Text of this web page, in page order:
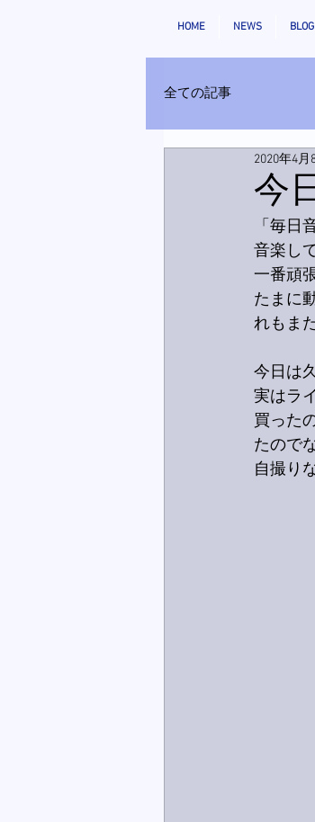
HOME NEWS BLOG
全ての記事
今
2020年4月
「毎日
音楽し
一番頑
たまに
れもま
今日は
実はラ
買った
たので
自撮り